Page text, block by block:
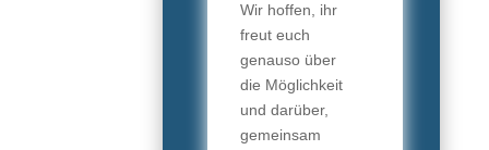
Wir hoffen, ihr
freut euch
genauso über
die Möglichkeit
und darüber,
gemeinsam